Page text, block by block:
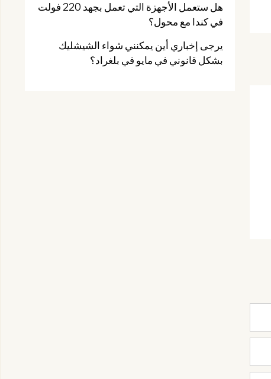
هل ستعمل الأجهزة التي تعمل بجهد 220 فولت
في كندا مع محول؟
يرجى إخباري أين يمكنني شواء الشيشليك
بشكل قانوني في مايو في بلغراد؟